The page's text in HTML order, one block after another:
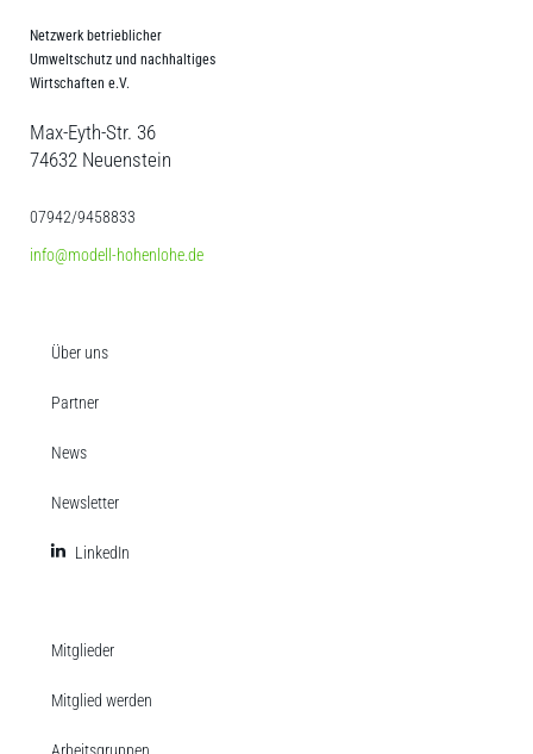
Netzwerk betrieblicher
Umweltschutz und nachhaltiges
Wirtschaften e.V.
Max-Eyth-Str. 36
74632 Neuenstein
07942/9458833
info@modell-hohenlohe.de
Über uns
Partner
News
Newsletter
LinkedIn
Mitglieder
Mitglied werden